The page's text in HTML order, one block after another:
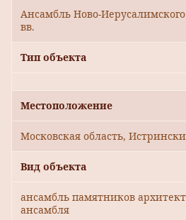
Ансамбль Ново-
вв.
Тип объекта
Местоположение
Московская область,
Вид объекта
ансамбль памятников
ансамбля